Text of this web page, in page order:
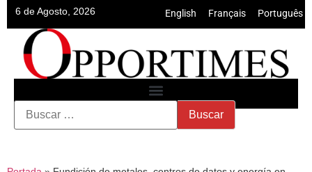
6 de Agosto, 2026 English Français Português